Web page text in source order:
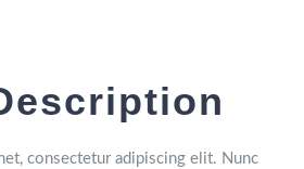
consectetur adipiscing elit. Nunc